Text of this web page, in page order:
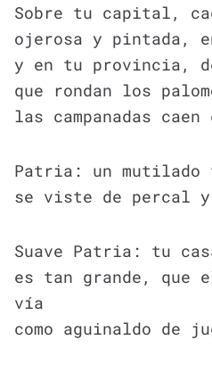
Sobre tu capital,
ojerosa y pintada,
y en tu provincia,
que rondan los
las campanadas caen
Patria: un
se viste de percal
Suave Patria: tu
es tan grande, que
vía
como aguinaldo de